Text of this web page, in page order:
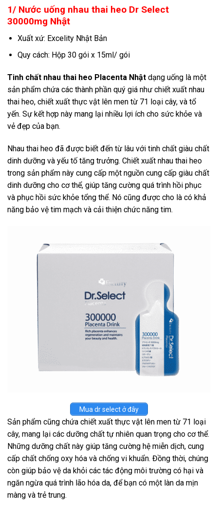
1/ Nước uống nhau thai heo Dr Select
30000mg Nhật
Xuất xứ: Excelity Nhật Bản
Quy cách: Hộp 30 gói x 15ml/ gói
Tinh chất nhau thai heo Placenta Nhật dạng uống là một
sản phẩm chứa các thành phần quý giá như chiết xuất nhau
thai heo, chiết xuất thực vật lên men từ 71 loại cây, và tổ
yến. Sự kết hợp này mang lại nhiều lợi ích cho sức khỏe và
vẻ đẹp của bạn.
Nhau thai heo đã được biết đến từ lâu với tinh chất giàu chất
dinh dưỡng và yếu tố tăng trưởng. Chiết xuất nhau thai heo
trong sản phẩm này cung cấp một nguồn cung cấp giàu chất
dinh dưỡng cho cơ thể, giúp tăng cường quá trình hồi phục
và phục hồi sức khỏe tổng thể. Nó cũng được cho là có khả
năng bảo vệ tim mạch và cải thiện chức năng tim.
Mua dr select ở đây
Sản phẩm cũng chứa chiết xuất thực vật lên men từ 71 loại
cây, mang lại các dưỡng chất tự nhiên quan trọng cho cơ thể.
Những dưỡng chất này giúp tăng cường hệ miễn dịch, cung
cấp chất chống oxy hóa và chống vi khuẩn. Đồng thời, chúng
còn giúp bảo vệ da khỏi các tác động môi trường có hại và
ngăn ngừa quá trình lão hóa da, để bạn có một làn da mịn
màng và trẻ trung.